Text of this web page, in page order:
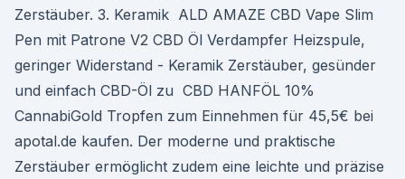
Zerstäuber. 3. Keramik ALD AMAZE CBD Vape Slim
Pen mit Patrone V2 CBD Öl Verdampfer Heizspule,
geringer Widerstand - Keramik Zerstäuber, gesünder
und einfach CBD-Öl zu CBD HANFÖL 10%
CannabiGold Tropfen zum Einnehmen für 45,5€ bei
apotal.de kaufen. Der moderne und praktische
Zerstäuber ermöglicht zudem eine leichte und präzise